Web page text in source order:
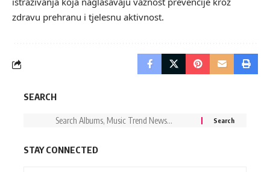
zdravu prehranu i tjelesnu aktivnost.
SEARCH
STAY CONNECTED